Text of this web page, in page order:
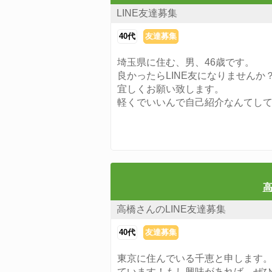
LINE友達募集
40代 友達募集
埼玉県に住む、男、46歳です。
良かったらLINE友になりませんか
宜しくお願い致します。
軽くでいいんで自己紹介なんてし
高橋さんのLINE友達募集
40代 友達募集
東京に住んでいる千恵と申します